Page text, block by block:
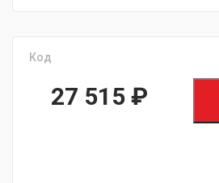
Код
27 515 ₽